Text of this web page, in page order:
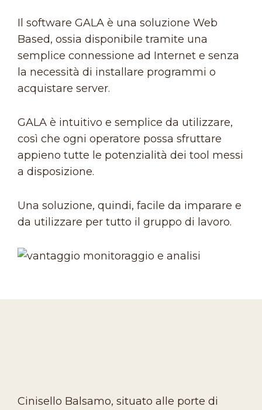
Il software GALA è una soluzione Web
Based, ossia disponibile tramite una
semplice connessione ad Internet e senza
la necessità di installare programmi o
acquistare server.
GALA è intuitivo e semplice da utilizzare,
così che ogni operatore possa sfruttare
appieno tutte le potenzialità dei tool messi
a disposizione.
Una soluzione, quindi, facile da imparare e
da utilizzare per tutto il gruppo di lavoro.
Cinisello Balsamo, situato alle porte di